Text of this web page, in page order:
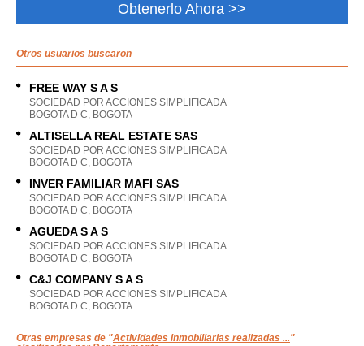
Obtenerlo Ahora >>
Otros usuarios buscaron
FREE WAY S A S
SOCIEDAD POR ACCIONES SIMPLIFICADA
BOGOTA D C, BOGOTA
ALTISELLA REAL ESTATE SAS
SOCIEDAD POR ACCIONES SIMPLIFICADA
BOGOTA D C, BOGOTA
INVER FAMILIAR MAFI SAS
SOCIEDAD POR ACCIONES SIMPLIFICADA
BOGOTA D C, BOGOTA
AGUEDA S A S
SOCIEDAD POR ACCIONES SIMPLIFICADA
BOGOTA D C, BOGOTA
C&J COMPANY S A S
SOCIEDAD POR ACCIONES SIMPLIFICADA
BOGOTA D C, BOGOTA
Otras empresas de "Actividades inmobiliarias realizadas ..."